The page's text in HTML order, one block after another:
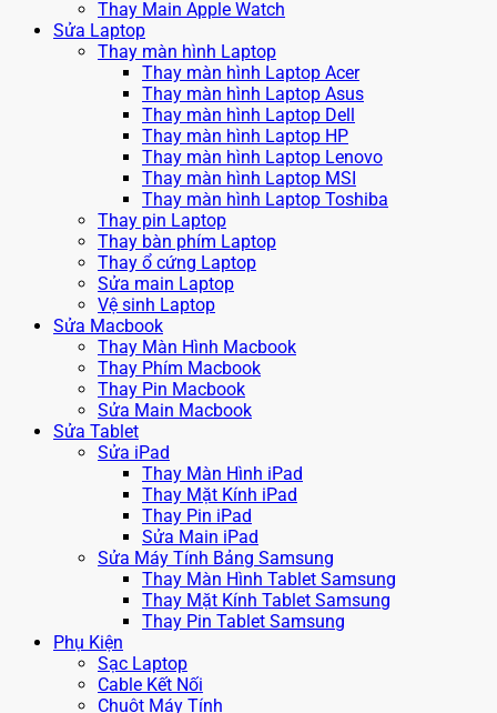
Thay Main Apple Watch
Sửa Laptop
Thay màn hình Laptop
Thay màn hình Laptop Acer
Thay màn hình Laptop Asus
Thay màn hình Laptop Dell
Thay màn hình Laptop HP
Thay màn hình Laptop Lenovo
Thay màn hình Laptop MSI
Thay màn hình Laptop Toshiba
Thay pin Laptop
Thay bàn phím Laptop
Thay ổ cứng Laptop
Sửa main Laptop
Vệ sinh Laptop
Sửa Macbook
Thay Màn Hình Macbook
Thay Phím Macbook
Thay Pin Macbook
Sửa Main Macbook
Sửa Tablet
Sửa iPad
Thay Màn Hình iPad
Thay Mặt Kính iPad
Thay Pin iPad
Sửa Main iPad
Sửa Máy Tính Bảng Samsung
Thay Màn Hình Tablet Samsung
Thay Mặt Kính Tablet Samsung
Thay Pin Tablet Samsung
Phụ Kiện
Sạc Laptop
Cable Kết Nối
Chuột Máy Tính